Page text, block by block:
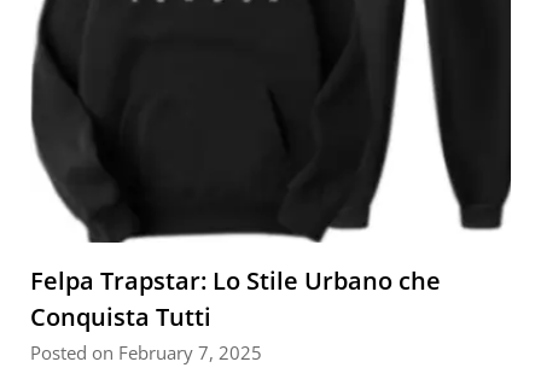
Felpa Trapstar: Lo Stile Urbano che
Conquista Tutti
Posted on February 7, 2025